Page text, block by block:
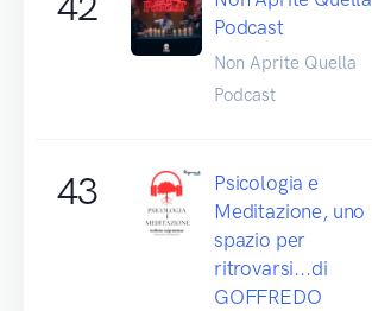
Podcast
Non Aprite Quella
Podcast
43
Psicologia e
Meditazione, uno
spazio per
ritrovarsi...di
GOFFREDO